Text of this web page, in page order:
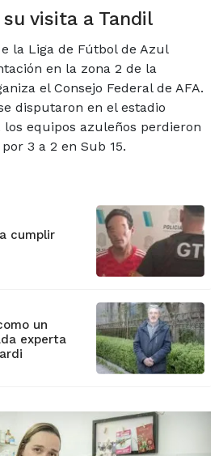
visita a Tandil
la Liga de Fútbol de Azul
en la zona 2 de la
el Consejo Federal de AFA.
disputaron en el estadio
los equipos azuleños perdieron
3 a 2 en Sub 15.
cumplir
un
experta